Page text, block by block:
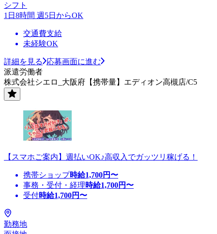
シフト
1日8時間 週5日からOK
交通費支給
未経験OK
詳細を見る
応募画面に進む
派遣労働者
株式会社シエロ_大阪府【携帯量】エディオン高槻店/C5
【スマホご案内】週払いOK♪高収入でガッツリ稼げる！
携帯ショップ時給1,700円〜
事務・受付・経理時給1,700円〜
受付時給1,700円〜
勤務地